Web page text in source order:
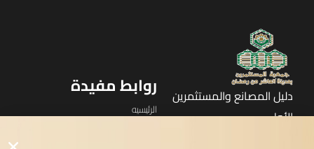
دليل المصانع والمستثمرين
الأول
روابط مفيدة
الرئيسيه